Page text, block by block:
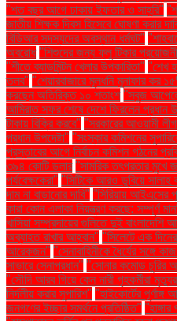
"শত বছর আগে ঢাকায় ইফতার ও সাহ্‌রি"
জাতীয় শিক্ষক দিবস হিসেবে ঘোষণা করার
বিডিআর সদস্যদের অবস্থান ধর্মঘট"
অবরোধ "শিশুদের জন্য ফ্লু টিকার
"শীতে ব্যাডমিন্টন খেলার উপকারিতা" "শেখ
তলব" "শেয়ারবাজারে মূলধনি মুনাফার কর
করছেন অতিরিক্ত ১০ শতাংশ "সবুজ
আমিরাত সফর শেষে দেশে ফিরলেন প্রধান
টাকায় বিক্রি করবে" "সরকারের আওয়ামী
প্রধান উপদেষ্টা" "সংস্কার কমিশনের
প্রস্তাবের আগে নির্বাচন কমিশন গঠনের
৩৯৪ কোটি ডলার "সামরিক তৎপরতার মুখে
পর্যবেক্ষকেরা" "সিটিকে আরও ডুবিয়ে সালাহ
দাম না বাড়ানোর দাবি" "সিরিয়ায় আইএসের
কারা কোন এলাকা নিয়ন্ত্রণ করছে: সম্পূর্ণ
খাসিয়া সম্প্রদায়ের গুলিতে দুই বাংলাদেশি
অব্যাহত রাখার আহ্বান" "সিলেটে এক
আরেকজন" "সেনাবাহিনীকে ধৈর্যের সঙ্গে
সাভারে সেনাপ্রধান" "সোনার কমোড চুরির
"সৌদি আরব গিয়ে কেন নারী গৃহকর্মীরা
নির্দলীয় করার সুপারিশ" "হাইকোর্টের
জনগণের ইচ্ছার সমর্থনে প্রতিষ্ঠিত"